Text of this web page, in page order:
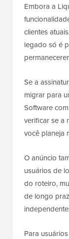
Embora a
clientes
legado só é
Se a
migrar para
Software
verificar se a
você planeja
O anúncio
usuários de
do roteiro,
de longo
Para